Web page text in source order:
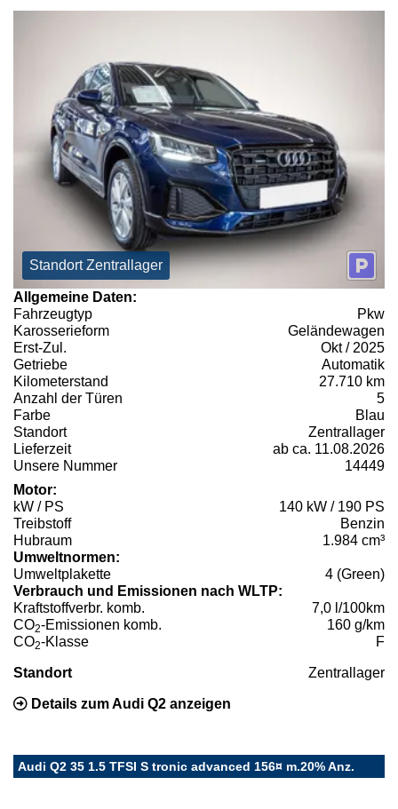
Standort Zentrallager
Allgemeine Daten:
Fahrzeugtyp
Pkw
Karosserieform
Geländewagen
Erst-Zul.
Okt / 2025
Getriebe
Automatik
Kilometerstand
27.710 km
Anzahl der Türen
5
Farbe
Blau
Standort
Zentrallager
Lieferzeit
ab ca. 11.08.2026
Unsere Nummer
14449
Motor:
kW / PS
140 kW / 190 PS
Treibstoff
Benzin
Hubraum
1.984 cm³
Umweltnormen:
Umweltplakette
4 (Green)
Verbrauch und Emissionen nach WLTP:
Kraftstoffverbr. komb.
7,0 l/100km
CO2-Emissionen komb.
160 g/km
CO2-Klasse F
Standort Zentrallager
Details zum Audi Q2 anzeigen
Audi Q2 35 1.5 TFSI S tronic advanced 156¤ m.20% Anz.